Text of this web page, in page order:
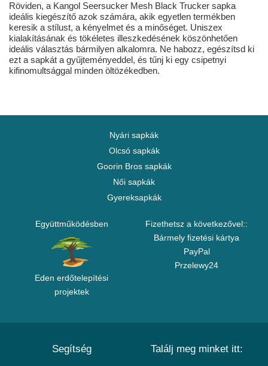
Röviden, a Kangol Seersucker Mesh Black Trucker sapka
ideális kiegészítő azok számára, akik egyetlen termékben
keresik a stílust, a kényelmet és a minőséget. Uniszex
kialakításának és tökéletes illeszkedésének köszönhetően
ideális választás bármilyen alkalomra. Ne habozz, egészítsd ki
ezt a sapkát a gyűjteményeddel, és tűnj ki egy csipetnyi
kifinomultsággal minden öltözékedben.
Nyári sapkák
Olcsó sapkák
Goorin Bros sapkák
Női sapkák
Gyereksapkák
Együttműködésben
Eden erdőtelepítési
projektek
Fizethetsz a következővel::
Bármely fizetési kártya
PayPal
Przelewy24
Segítség Találj meg minket itt: